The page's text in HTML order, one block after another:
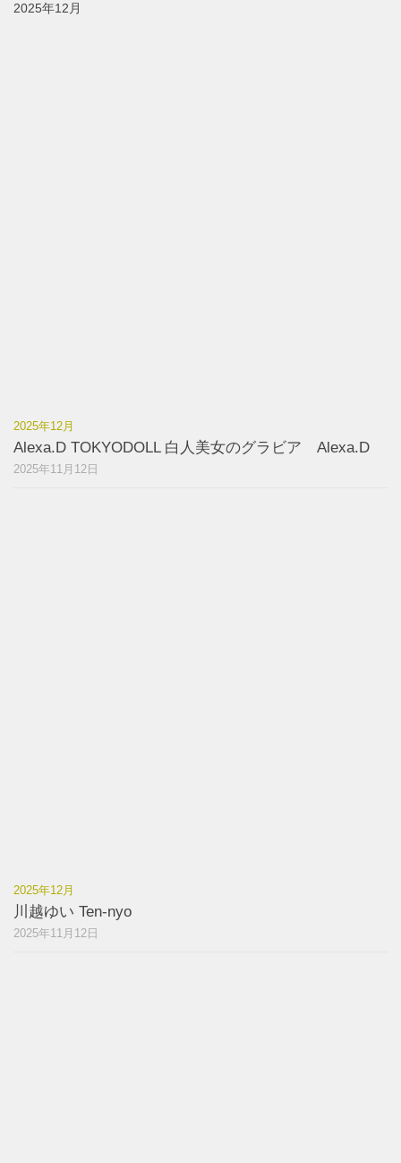
2025年12月
2025年12月
Alexa.D TOKYODOLL 白人美女のグラビア Alexa.D
2025年11月12日
2025年12月
川越ゆい Ten-nyo
2025年11月12日